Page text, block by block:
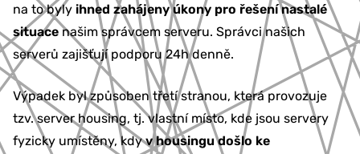
na to byly ihned zahájeny úkony pro řešení nastalé
situacenašim správcem serveru. Správci našich
serverů zajišťují podporu 24h denně.
Výpadek byl způsoben třetí stranou, která provozuje
tzv. server housing, tj. vlastní místo, kde jsou servery
fyzicky umístěny, kdyv housingu došlo ke